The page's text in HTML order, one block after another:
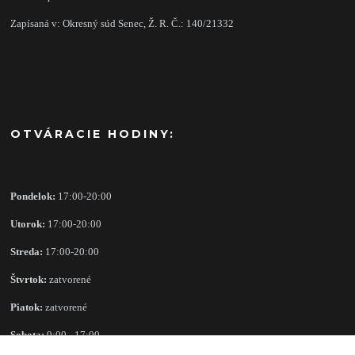
Zapísaná v: Okresný súd Senec, Ž. R. Č.: 140/21332
OTVÁRACIE HODINY:
Pondelok: 17:00-20:00
Utorok: 17:00-20:00
Streda: 17:00-20:00
Štvrtok: zatvorené
Piatok: zatvorené
Sobota:9:00 - 17:00